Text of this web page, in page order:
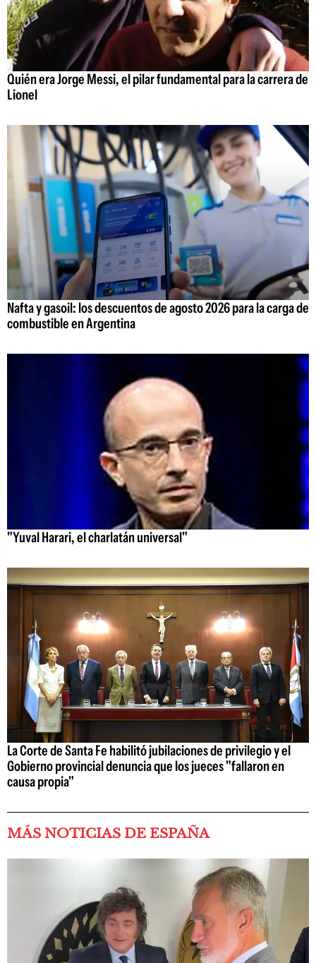
Quién era Jorge Messi, el pilar fundamental para la carrera de
Lionel
Nafta y gasoil: los descuentos de agosto 2026 para la carga de
combustible en Argentina
"Yuval Harari, el charlatán universal"
La Corte de Santa Fe habilitó jubilaciones de privilegio y el
Gobierno provincial denuncia que los jueces "fallaron en
causa propia"
MÁS NOTICIAS DE ESPAÑA